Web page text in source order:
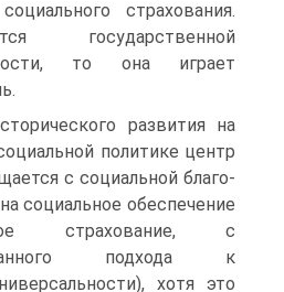
страхования.
государственной
то она играет
развития на
политике центр
с социальной благо­
социальное обеспечение
страхова­ние, с
подхода к
хотя это